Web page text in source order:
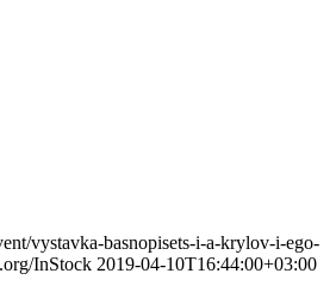
vystavka-basnopisets-i-a-krylov-i-ego-
InStock 2019-04-10T16:44:00+03:00